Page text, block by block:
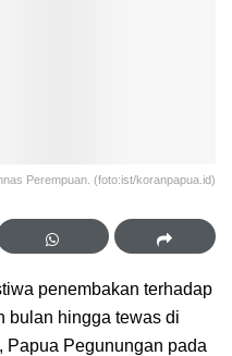
Perempuan. (foto:ist/koranpapua.id)
penembakan terhadap
bulan hingga tewas di
Papua Pegunungan pada